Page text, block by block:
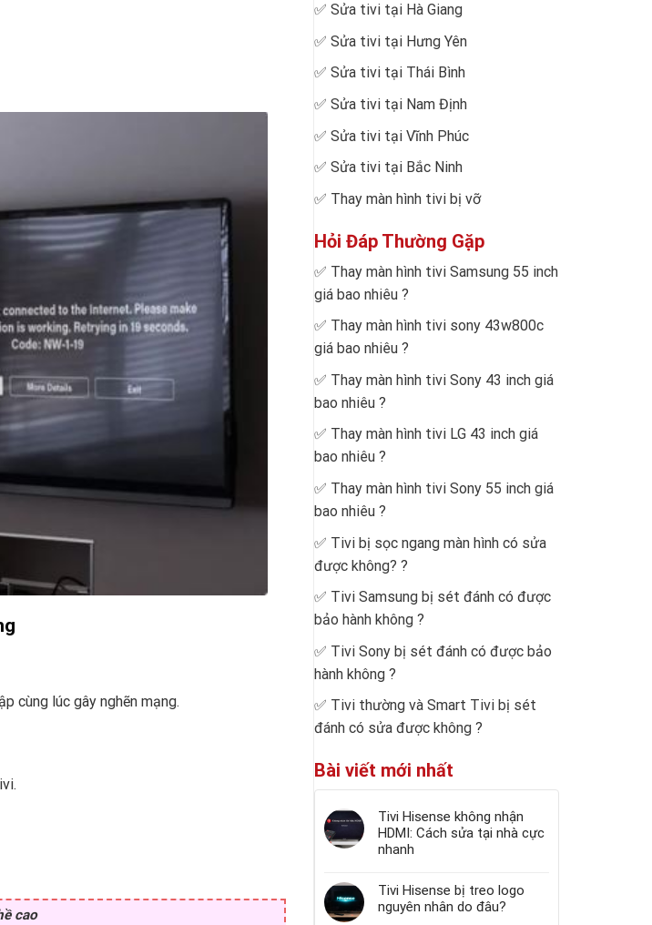
cùng lúc gây nghẽn mạng.
cao
✅ Sửa tivi tại Hà Giang
✅ Sửa tivi tại Hưng Yên
✅ Sửa tivi tại Thái Bình
✅ Sửa tivi tại Nam Định
✅ Sửa tivi tại Vĩnh Phúc
✅ Sửa tivi tại Bắc Ninh
✅ Thay màn hình tivi bị vỡ
Hỏi Đáp Thường Gặp
✅ Thay màn hình tivi Samsung 55 inch
giá bao nhiêu ?
✅ Thay màn hình tivi sony 43w800c
giá bao nhiêu ?
✅ Thay màn hình tivi Sony 43 inch giá
bao nhiêu ?
✅ Thay màn hình tivi LG 43 inch giá
bao nhiêu ?
✅ Thay màn hình tivi Sony 55 inch giá
bao nhiêu ?
✅ Tivi bị sọc ngang màn hình có sửa
được không? ?
✅ Tivi Samsung bị sét đánh có được
bảo hành không ?
✅ Tivi Sony bị sét đánh có được bảo
hành không ?
✅ Tivi thường và Smart Tivi bị sét
đánh có sửa được không ?
Bài viết mới nhất
Tivi Hisense không nhận
HDMI: Cách sửa tại nhà cực
nhanh
Tivi Hisense bị treo logo
nguyên nhân do đâu?